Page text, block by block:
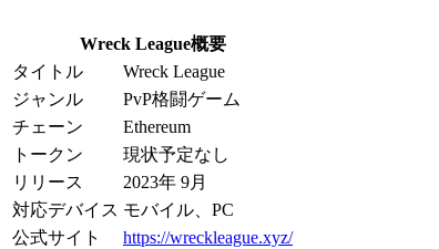
Wreck League概要
タイトル
Wreck League
ジャンル
PvP格闘ゲーム
チェーン
Ethereum
トークン
現状予定なし
リリース
2023年 9月
対応デバイス モバイル、PC
公式サイト
https://wreckleague.xyz/